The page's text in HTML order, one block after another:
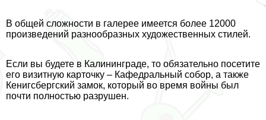
В общей сложности в галерее имеется более 12000
произведений разнообразных художественных стилей.
Если вы будете в Калининграде, то обязательно посетите
его визитную карточку – Кафедральный собор, а также
Кенигсбергский замок, который во время войны был
почти полностью разрушен.